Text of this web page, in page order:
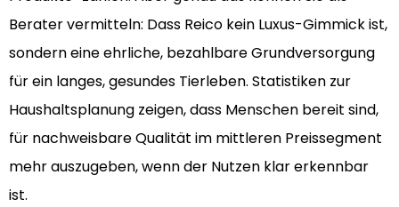
Berater vermitteln: Dass Reico kein Luxus-Gimmick ist,
sondern eine ehrliche, bezahlbare Grundversorgung
für ein langes, gesundes Tierleben. Statistiken zur
Haushaltsplanung zeigen, dass Menschen bereit sind,
für nachweisbare Qualität im mittleren Preissegment
mehr auszugeben, wenn der Nutzen klar erkennbar
ist.